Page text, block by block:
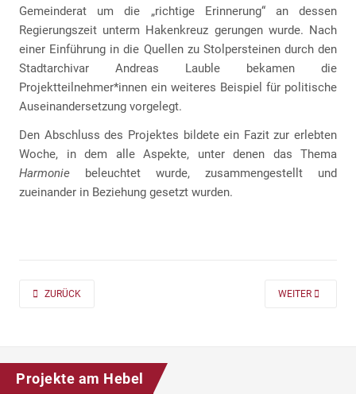
Gemeinderat um die „richtige Erinnerung“ an dessen
Regierungszeit unterm Hakenkreuz gerungen wurde. Nach
einer Einführung in die Quellen zu Stolpersteinen durch den
Stadtarchivar Andreas Lauble bekamen die
Projektteilnehmer*innen ein weiteres Beispiel für politische
Auseinandersetzung vorgelegt.
Den Abschluss des Projektes bildete ein Fazit zur erlebten
Woche, in dem alle Aspekte, unter denen das Thema
Harmonie beleuchtet wurde, zusammengestellt und
zueinander in Beziehung gesetzt wurden.
PREVIOUS ARTICLE: AD FONTES 2019/20 „MASS“ FÜR DIE KLASSEN 7
ZURÜCK NEXT ARTICLE:
WEITER
Projekte am Hebel